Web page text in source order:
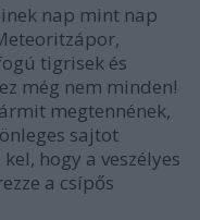
nap mint nap
tigrisek és
még nem minden!
megtennének,
sajtot
hogy a veszélyes
a csípős